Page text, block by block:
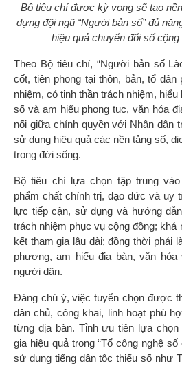
Bộ tiêu chí được kỳ vọng sẽ tạo
dựng đội ngũ “Người bản số” đủ
hiệu quả chuyển đổi số cộng
Theo Bộ tiêu chí, “Người bản số
cốt, tiên phong tại thôn, bản, tổ
nhiệm, có tinh thần trách nhiệm,
số và am hiểu phong tục, văn hóa
nối giữa chính quyền với Nhân dân
sử dụng hiệu quả các nền tảng số,
trong đời sống.
Bộ tiêu chí lựa chọn tập trung
phẩm chất chính trị, đạo đức và uy
lực tiếp cận, sử dụng và hướng
trách nhiệm phục vụ cộng đồng; khả
kết tham gia lâu dài; đồng thời phải
phương, am hiểu địa bàn, văn
người dân.
Đáng chú ý, việc tuyển chọn được
dân chủ, công khai, linh hoạt phù
từng địa bàn. Tỉnh ưu tiên lựa
gia hiệu quả trong “Tổ công nghệ
sử dụng tiếng dân tộc thiểu số như